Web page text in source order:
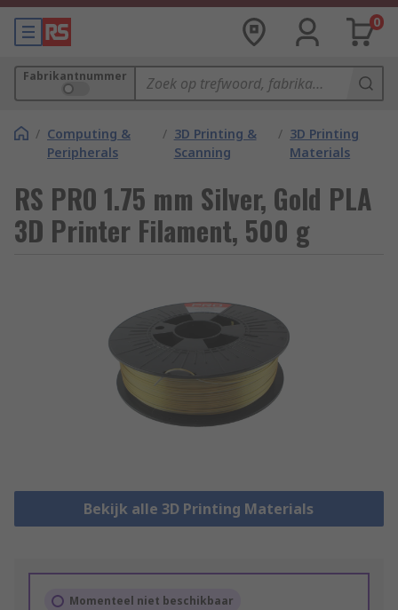
0
Fabrikantnummer
/ Computing &
Peripherals
/ 3D Printing &
Scanning
/ 3D Printing
Materials
RS PRO 1.75 mm Silver, Gold PLA
3D Printer Filament, 500 g
Bekijk alle 3D Printing Materials
Momenteel niet beschikbaar